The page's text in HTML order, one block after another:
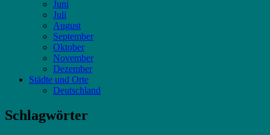
Juni
Juli
August
September
Oktober
November
Dezember
Städte und Orte
Deutschland
Schlagwörter